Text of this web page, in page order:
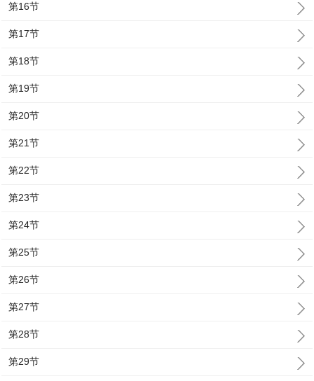
第16节
第17节
第18节
第19节
第20节
第21节
第22节
第23节
第24节
第25节
第26节
第27节
第28节
第29节